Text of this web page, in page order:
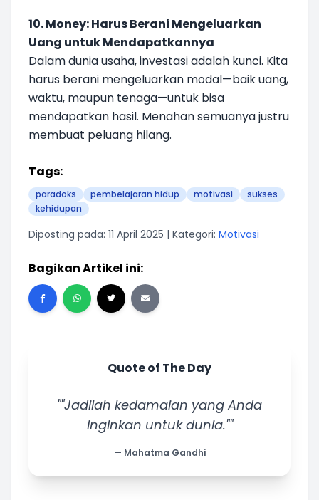
10. Money: Harus Berani Mengeluarkan
Uang untuk Mendapatkannya
Dalam dunia usaha, investasi adalah kunci. Kita
harus berani mengeluarkan modal—baik uang,
waktu, maupun tenaga—untuk bisa
mendapatkan hasil. Menahan semuanya justru
membuat peluang hilang.
Tags:
paradoks pembelajaran hidup motivasi
sukses
kehidupan
Diposting pada: 11 April 2025 | Kategori: Motivasi
Bagikan Artikel ini:
Quote of The Day
""Jadilah kedamaian yang Anda
inginkan untuk dunia.""
— Mahatma Gandhi